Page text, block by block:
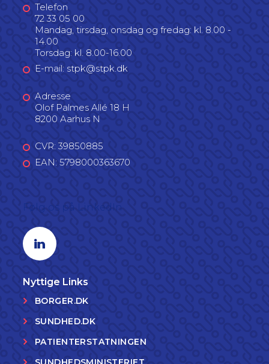
Telefon
72 33 05 00
Mandag, tirsdag, onsdag og fredag: kl. 8.00 -
14.00
Torsdag: kl. 8.00-16.00
E-mail: stpk@stpk.dk
Adresse
Olof Palmes Allé 18 H
8200 Aarhus N
CVR: 39850885
EAN: 5798000363670
Linkedin profil
Nyttige Links
BORGER.DK
SUNDHED.DK
PATIENTERSTATNINGEN